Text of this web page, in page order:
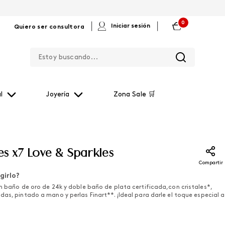
Quiero ser consultora Iniciar sesión
0
Joyería Zona Sale 🛒
x7 Love & Sparkles
Compartir
baño de oro de 24k y doble baño de plata certificada,con cristales*,
pintado a mano y perlas Finart**. ¡Ideal para darle el toque especial a